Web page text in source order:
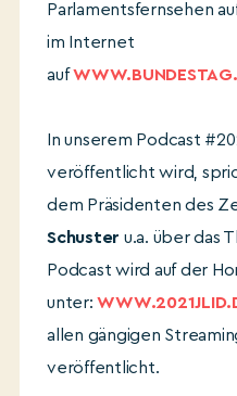
Parlamentsfernsehen
im Internet
auf
In unserem Podcast
veröffentlicht wird,
dem Präsidenten des
Schuster u.a. über das
Podcast wird auf der
unter:
allen gängigen
veröffentlicht.